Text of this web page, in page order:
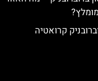
קרואטיה